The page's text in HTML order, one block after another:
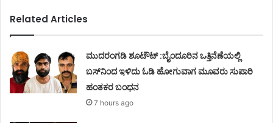
Related Articles
ಮುದರಂಗಡಿ ಶೂಟೌಟ್ :ಬೈಂದೂರಿನ ಒತ್ತಿನೆಣೆಯಲ್ಲಿ
ಬಸ್‌ನಿಂದ ಇಳಿದು ಓಡಿ ಹೋಗುವಾಗ ಮೂವರು ಸುಪಾರಿ
ಹಂತಕರ ಬಂಧನ
7 hours ago